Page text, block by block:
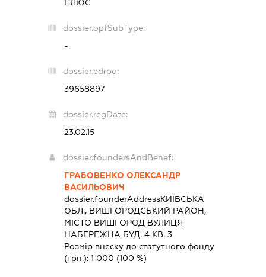
ПЛЮС
dossier.opfSubType:
-
dossier.edrpo:
39658897
dossier.regDate:
23.02.15
dossier.foundersAndBenef:
ГРАБОВЕНКО ОЛЕКСАНДР
ВАСИЛЬОВИЧ
dossier.founderAddressКИЇВСЬКА
ОБЛ., ВИШГОРОДСЬКИЙ РАЙОН,
МІСТО ВИШГОРОД ВУЛИЦЯ
НАБЕРЕЖНА БУД. 4 КВ. 3
Розмір внеску до статутного фонду
(грн.):1 000 (100 %)